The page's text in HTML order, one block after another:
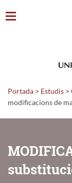
Portada > Estudis >
modificacions de